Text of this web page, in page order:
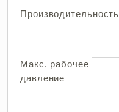
Производительность
Макс. рабочее
давление